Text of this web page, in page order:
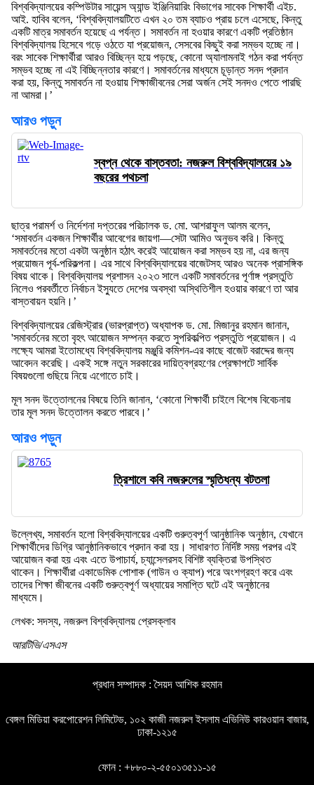
বিশ্ববিদ্যালয়ের কম্পিউটার সায়েন্স অ্যান্ড ইঞ্জিনিয়ারিং বিভাগের সাবেক শিক্ষার্থী এইচ.
আই. হাবিব বলেন, ‘বিশ্ববিদ্যালয়টিতে এখন ২০ তম ব্যাচও প্রায় চলে এসেছে, কিন্তু
একটি মাত্র সমাবর্তন হয়েছে এ পর্যন্ত। সমাবর্তন না হওয়ার কারণে একটি প্রতিষ্ঠান
বিশ্ববিদ্যালয় হিসেবে গড়ে ওঠতে যা প্রয়োজন, সেসবের কিছুই করা সম্ভব হচ্ছে না।
বরং সাবেক শিক্ষার্থীরা আরও বিচ্ছিন্ন হয়ে পড়ছে, কোনো অ্যালামনাই গঠন করা পর্যন্ত
সম্ভব হচ্ছে না এই বিচ্ছিন্নতার কারণে। সমাবর্তনের মাধ্যমে চূড়ান্ত সনদ প্রদান
করা হয়, কিন্তু সমাবর্তন না হওয়ায় শিক্ষাজীবনের সেরা অর্জন সেই সনদও পেতে পারছি
না আমরা।’
আরও পড়ুন
স্বপ্ন থেকে বাস্তবতা: নজরুল বিশ্ববিদ্যালয়ের ১৯
বছরের পথচলা
ছাত্র পরামর্শ ও নির্দেশনা দপ্তরের পরিচালক ড. মো. আশরাফুল আলম বলেন,
‘সমাবর্তন একজন শিক্ষার্থীর আবেগের জায়গা—সেটা আমিও অনুভব করি। কিন্তু
সমাবর্তনের মতো একটা অনুষ্ঠান হঠাৎ করেই আয়োজন করা সম্ভব হয় না, এর জন্য
প্রয়োজন পূর্ব-পরিকল্পনা। এর সাথে বিশ্ববিদ্যালয়ের বাজেটসহ আরও অনেক প্রাসঙ্গিক
বিষয় থাকে। বিশ্ববিদ্যালয় প্রশাসন ২০২৩ সালে একটি সমাবর্তনের পূর্ণাঙ্গ প্রস্তুতি
নিলেও পরবর্তীতে নির্বাচন ইস্যুতে দেশের অবস্থা অস্থিতিশীল হওয়ার কারণে তা আর
বাস্তবায়ন হয়নি।’
বিশ্ববিদ্যালয়ের রেজিস্ট্রার (ভারপ্রাপ্ত) অধ্যাপক ড. মো. মিজানুর রহমান জানান,
'সমাবর্তনের মতো বৃহৎ আয়োজন সম্পন্ন করতে সুপরিকল্পিত প্রস্তুতি প্রয়োজন। এ
লক্ষ্যে আমরা ইতোমধ্যে বিশ্ববিদ্যালয় মঞ্জুরি কমিশন-এর কাছে বাজেট বরাদ্দের জন্য
আবেদন করেছি। একই সঙ্গে নতুন সরকারের দায়িত্বগ্রহণের প্রেক্ষাপটে সার্বিক
বিষয়গুলো গুছিয়ে নিয়ে এগোতে চাই।
মূল সনদ উত্তোলনের বিষয়ে তিনি জানান, ‘কোনো শিক্ষার্থী চাইলে বিশেষ বিবেচনায়
তার মূল সনদ উত্তোলন করতে পারবে।’
আরও পড়ুন
ত্রিশালে কবি নজরুলের স্মৃতিধন্য বটতলা
উল্লেখ্য, সমাবর্তন হলো বিশ্ববিদ্যালয়ের একটি গুরুত্বপূর্ণ আনুষ্ঠানিক অনুষ্ঠান, যেখানে
শিক্ষার্থীদের ডিগ্রি আনুষ্ঠানিকভাবে প্রদান করা হয়। সাধারণত নির্দিষ্ট সময় পরপর এই
আয়োজন করা হয় এবং এতে উপাচার্য, চ্যান্সেলরসহ বিশিষ্ট ব্যক্তিরা উপস্থিত
থাকেন। শিক্ষার্থীরা একাডেমিক পোশাক (গাউন ও ক্যাপ) পরে অংশগ্রহণ করে এবং
তাদের শিক্ষা জীবনের একটি গুরুত্বপূর্ণ অধ্যায়ের সমাপ্তি ঘটে এই অনুষ্ঠানের
মাধ্যমে।
লেখক: সদস্য, নজরুল বিশ্ববিদ্যালয় প্রেসক্লাব
আরটিভি/এসএস
প্রধান সম্পাদক : সৈয়দ আশিক রহমান
বেঙ্গল মিডিয়া করপোরেশন লিমিটেড, ১০২ কাজী নজরুল ইসলাম এভিনিউ কারওয়ান বাজার,
ঢাকা-১২১৫
ফোন : +৮৮০-২-৫৫০১৩৫১১-১৫